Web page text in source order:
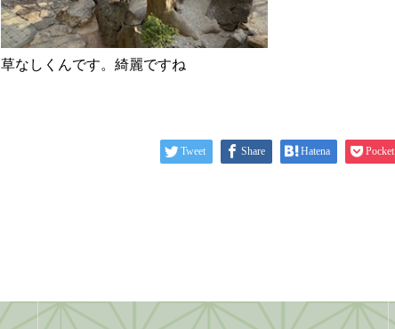
草なしくんです。綺麗ですね
Tweet Share Hatena Pocket